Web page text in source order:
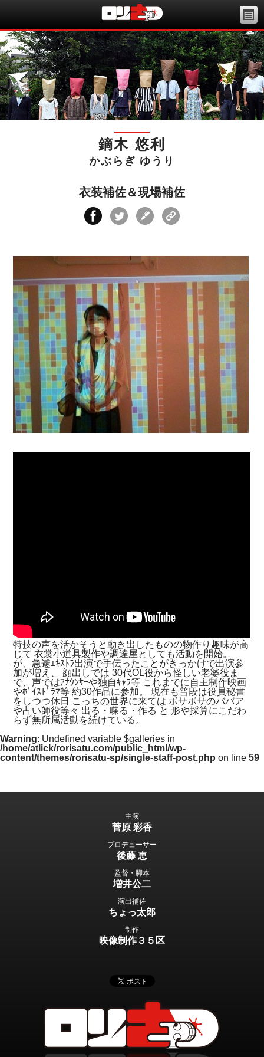
鏑木 悠利
かぶらぎ ゆうり
衣装補佐＆現場補佐
特技の声を活かそうと動き出したものの物作り趣味が高
じて 衣裳小道具製作や調達屋としても活動を開始。
が、急遽ｴｷｽﾄﾗ出演で手伝ったことがきっかけで出演参
加が増え、 顔出しでは 30代OL役から怪しい老婆役ま
で、声ではｱﾅｳﾝｻｰや独自ｷｬﾗ等 これまでに自主制作映画
やﾎﾞｲｽﾄﾞﾗﾏ等 約30作品に参加。 現在も普段は役員秘書
をしつつ休日 こっちの世界に来ては ボサボサのババア
や占い師役等々 出る・喋る・作る と 形や採算にこだわ
らず無所属活動を続けている。
Warning: Undefined variable $galleries in
/home/atlick/rorisatu.com/public_html/wp-
content/themes/rorisatu-sp/single-staff-post.php on line 59
主演
菅原 彩香
プロデューサー
後藤 恵
監督・脚本
増井公二
演出補佐
ちょっ太郎
制作
映像制作３５区